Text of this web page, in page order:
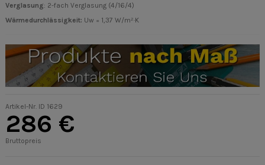
Verglasung: 2-fach Verglasung (4/16/4)
Wärmedurchlässigkeit: Uw = 1,37 W/m²·K
Artikel-Nr. ID 1629
286 €
Bruttopreis